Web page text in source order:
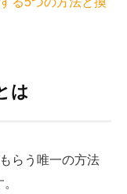
は
らう唯一の方法